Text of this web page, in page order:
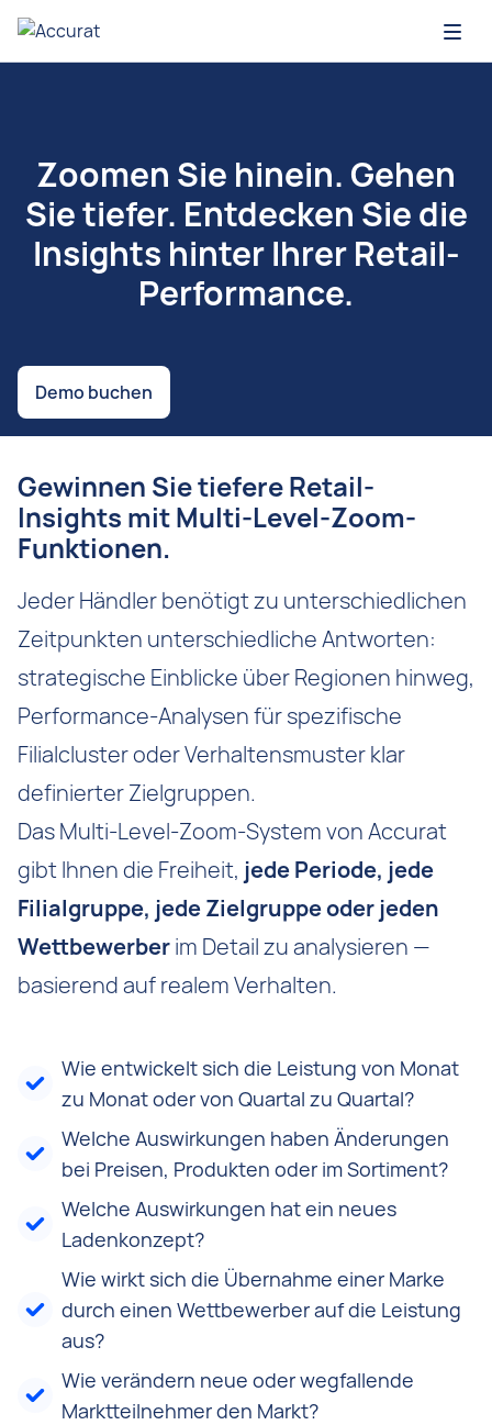
Open
Zoomen Sie hinein. Gehen
Sie tiefer. Entdecken Sie die
Insights hinter Ihrer Retail-
Performance.
Demo buchen
Gewinnen Sie tiefere Retail-
Insights mit Multi-Level-Zoom-
Funktionen.
Jeder Händler benötigt zu unterschiedlichen
Zeitpunkten unterschiedliche Antworten:
strategische Einblicke über Regionen hinweg,
Performance-Analysen für spezifische
Filialcluster oder Verhaltensmuster klar
definierter Zielgruppen.
Das Multi-Level-Zoom-System von Accurat
gibt Ihnen die Freiheit, jede Periode, jede
Filialgruppe, jede Zielgruppe oder jeden
Wettbewerberim Detail zu analysieren —
basierend auf realem Verhalten.
Wie entwickelt sich die Leistung von Monat
zu Monat oder von Quartal zu Quartal?
Welche Auswirkungen haben Änderungen
bei Preisen, Produkten oder im Sortiment?
Welche Auswirkungen hat ein neues
Ladenkonzept?
Wie wirkt sich die Übernahme einer Marke
durch einen Wettbewerber auf die Leistung
aus?
Wie verändern neue oder wegfallende
Marktteilnehmer den Markt?